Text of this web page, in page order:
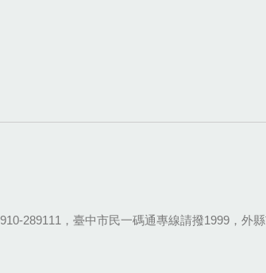
289111，臺中市民一碼通專線請撥1999，外